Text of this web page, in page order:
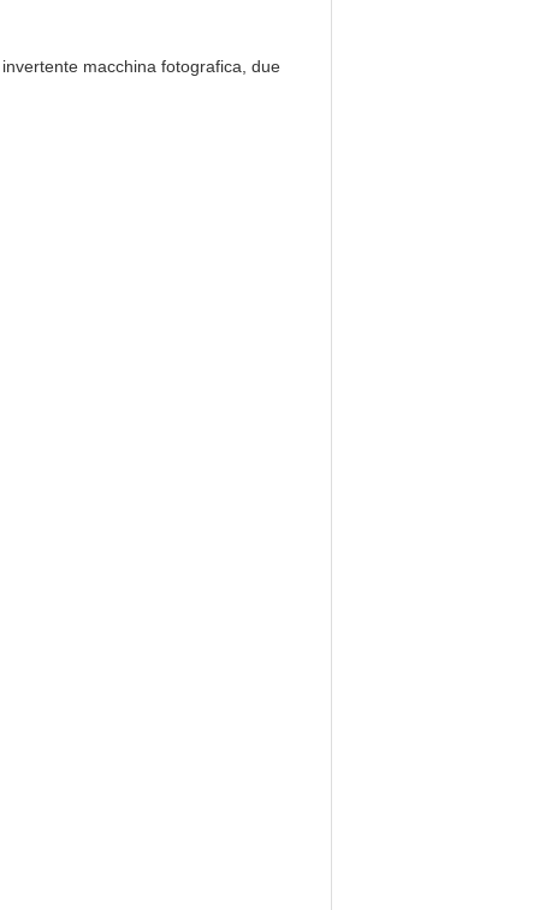
macchina fotografica, due